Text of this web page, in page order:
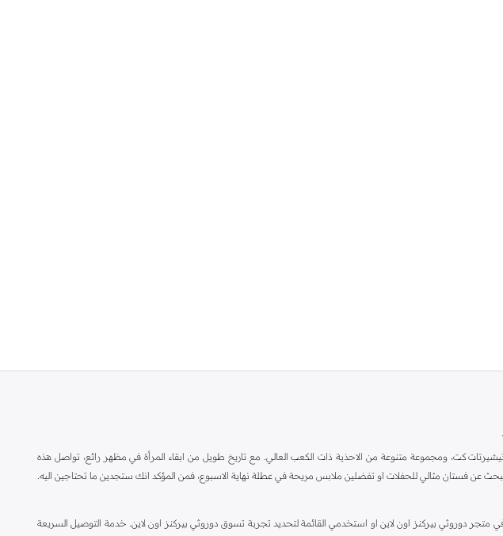
كت، ومجموعة متنوعة من الاحذية ذات الكعب العالي. مع تاريخ طويل من ابقاء المرأة في مظهر رائع، تواصل هذه
عن فستان مثالي للحفلات او تفضلين ملابس مريحة في عطلة نهاية الاسبوع، فمن المؤكد انك ستجدين ما تحتاجين اليه.
دوروثي بيركنز اون لاين او استخدمي القائمة لتحديد تجربة تسوق دوروثي بيركنز اون لاين. خدمة التوصيل السريعة